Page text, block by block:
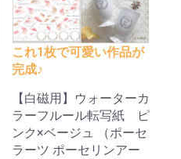
これ1枚で可愛い作品が
完成♪
【白磁用】ウォーターカ
ラーフルール転写紙 ピ
ンク×ベージュ （ポーセ
ラーツ ポーセリンアー